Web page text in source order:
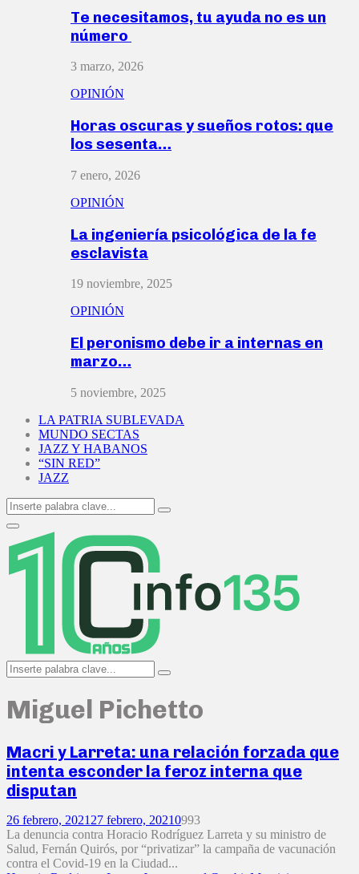
Te necesitamos, tu ayuda no es un
número
3 marzo, 2026
OPINIÓN
Horas oscuras y sueños rotos: que
los sesenta…
7 enero, 2026
OPINIÓN
La ingeniería psicológica de la fe
esclavista
19 noviembre, 2025
OPINIÓN
El peronismo debe ir a internas en
marzo…
5 noviembre, 2025
LA PATRIA SUBLEVADA
MUNDO SECTAS
JAZZ Y HABANOS
“SIN RED”
JAZZ
Search
for:
Search
Primary
Menu
Search
for:
Search
Miguel Pichetto
Macri y Larreta: una relación forzada que
intenta esconder la feroz interna que
disputan
26 febrero, 2021 27 febrero, 20210993
La denuncia contra Horacio Rodríguez Larreta y su ministro de
Salud, Fernán Quirós, por “privatizar” la campaña de vacunación
contra el Covid-19 en la Ciudad...